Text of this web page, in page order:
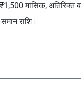
₹1,500 मासिक, अतिरिक्त
राशि।